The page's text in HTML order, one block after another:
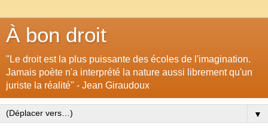
À bon droit
"Le droit est la plus puissante des écoles de l'imagination.
Jamais poète n'a interprété la nature aussi librement qu'un
juriste la réalité" - Jean Giraudoux
▼